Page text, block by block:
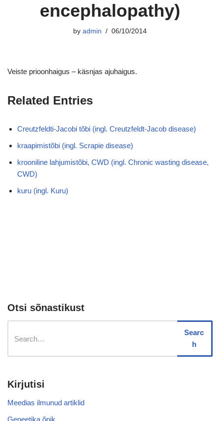
encephalopathy)
by admin 06/10/2014
Veiste prioonhaigus – käsnjas ajuhaigus.
Related Entries
Creutzfeldti-Jacobi tõbi (ingl. Creutzfeldt-Jacob disease)
kraapimistõbi (ingl. Scrapie disease)
krooniline lahjumistõbi, CWD (ingl. Chronic wasting disease,
CWD)
kuru (ingl. Kuru)
Otsi sõnastikust
Searc
h
Kirjutisi
Meedias ilmunud artiklid
Geneetika õpik